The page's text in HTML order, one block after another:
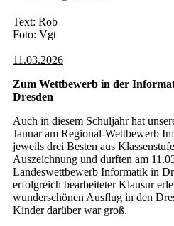
Text: Rob
Foto: Vgt
11.03.2026
Zum Wettbewerb in der
Dresden
Auch in diesem Schuljahr hat
Januar am Regional-Wettbewerb
jeweils drei Besten aus
Auszeichnung und durften am
Landeswettbewerb Informatik in
erfolgreich bearbeiteter Klausur
wunderschönen Ausflug in den
Kinder darüber war groß.